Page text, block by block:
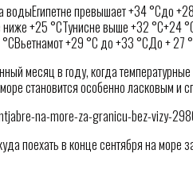
превышает +34 °Cдо
+25 °CТунисне выше +32 °C+24
+29 °C до +33 °CДо + 27
месяц в году, когда
становится особенно ласковым и
na-more-za-granicu-bez-vizy-
поехать в конце сентября на море